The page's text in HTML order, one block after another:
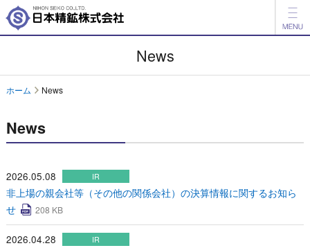
開発品情報
IR情報
採用情報
アグリ事業
News
ホーム News
News
2026.05.08 IR
非上場の親会社等（その他の関係会社）の決算情報に関するお知ら
せ
208 KB
2026.04.28 IR